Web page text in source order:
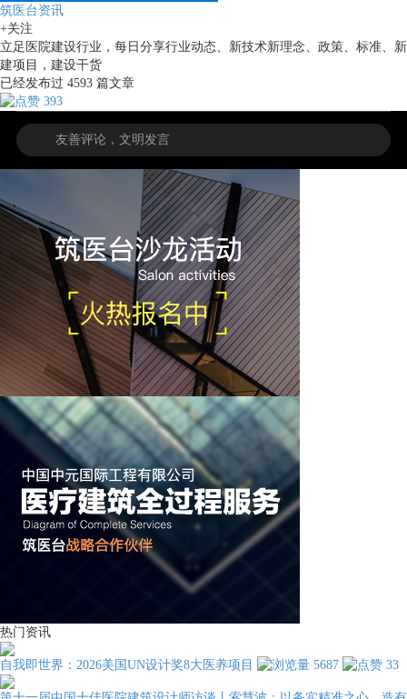
筑医台资讯
+关注
立足医院建设行业，每日分享行业动态、新技术新理念、政策、标准、新
建项目，建设干货
已经发布过 4593 篇文章
393
热门资讯
自我即世界：2026美国UN设计奖8大医养项目 5687 33